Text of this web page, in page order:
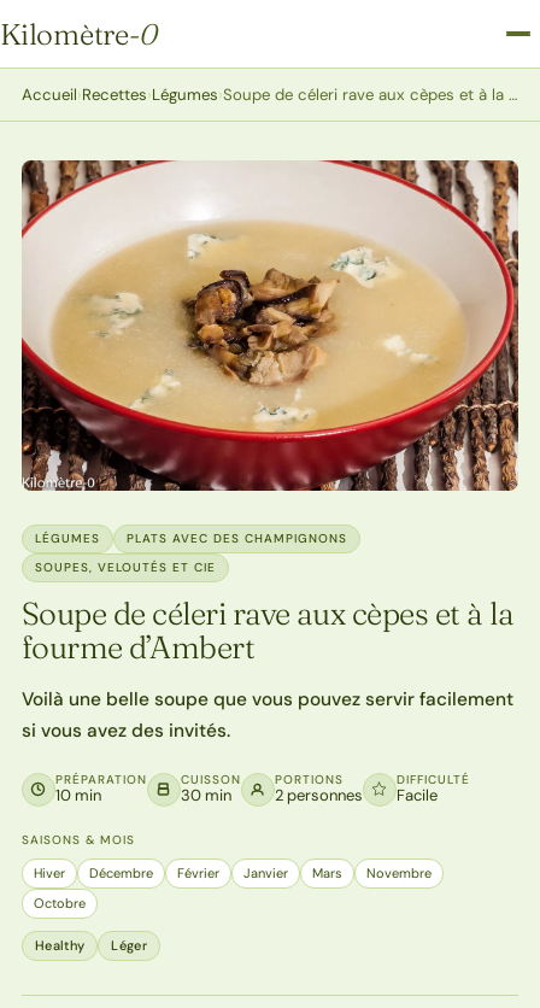
Kilomètre-0
Kilomètre-0
Accueil›Recettes›Légumes› Soupe de céleri rave aux cèpes et à la fourme d’Ambert
LÉGUMES
PLATS AVEC DES CHAMPIGNONS
SOUPES, VELOUTÉS ET CIE
Soupe de céleri rave aux cèpes et à la
fourme d’Ambert
Voilà une belle soupe que vous pouvez servir facilement
si vous avez des invités.
PRÉPARATION
10 min
CUISSON
30 min
PORTIONS
2 personnes
DIFFICULTÉ
Facile
SAISONS & MOIS
Hiver Décembre Février Janvier Mars
Novembre
Octobre
Healthy Léger